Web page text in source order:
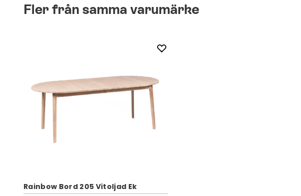
Fler från samma varumärke
Rainbow Bord 205 Vitoljad Ek